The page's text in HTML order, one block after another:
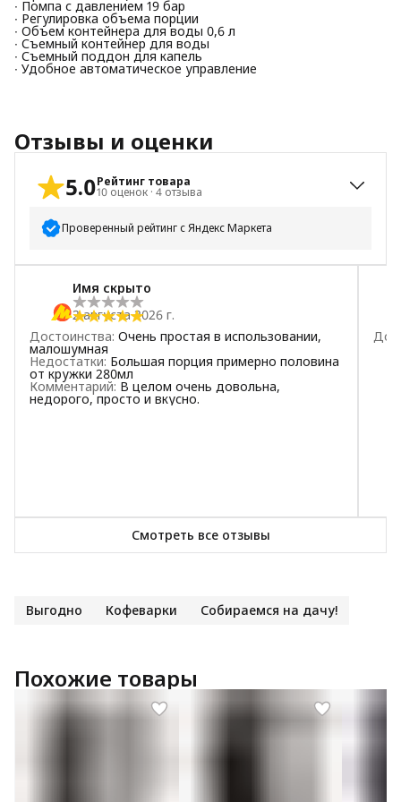
∙ Помпа с давлением 19 бар
∙ Регулировка объема порции
∙ Объем контейнера для воды 0,6 л
∙ Съемный контейнер для воды
∙ Съемный поддон для капель
∙ Удобное автоматическое управление
Отзывы и оценки
5.0Рейтинг товара
10 оценок · 4 отзыва
Проверенный рейтинг с Яндекс Маркета
5 звёзд
10
звезды
звезды
2 звезды
1 звезда
Имя скрыто
2 августа 2026 г.
Достоинства: Очень простая в использовании,
малошумная
Недостатки: Большая порция примерно половина
от кружки 280мл
Комментарий: В целом очень довольна,
недорого, просто и вкусно.
Смотреть все отзывы
Выгодно Кофеварки Собираемся на дачу!
Похожие товары